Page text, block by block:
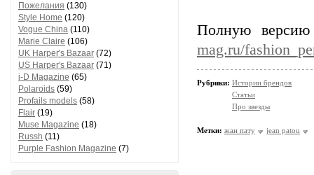
Пожелания (130)
Style Home (120)
Vogue China (110)
Marie Claire (106)
UK Harper's Bazaar (72)
US Harper's Bazaar (71)
i-D Magazine (65)
Polaroids (59)
Profails models (58)
Flair (19)
Muse Magazine (18)
Russh (11)
Purple Fashion Magazine (7)
Полную
mag.ru/
Рубрики: Истории брендов
Статьи
Про звезды
Метки: жан пату jean patou